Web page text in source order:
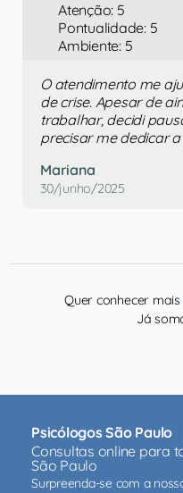
Atenção: 5
Pontualidade: 5
Ambiente: 5
O atendimento me
de crise. Apesar de
trabalhar, decidi
precisar me dedicar
Mariana
30/junho/2025
Quer conhecer mais
Já
Psicólogos São Paulo
Consultas online para
São Paulo
Surpreenda-se com a